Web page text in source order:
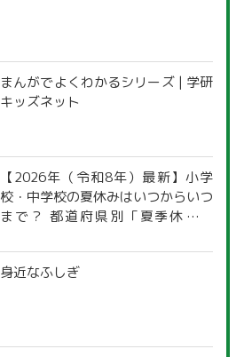
まんがでよくわかるシリーズ | 学研
キッズネット
【2026年（令和8年）最新】小学
校・中学校の夏休みはいつからいつ
まで？ 都道府県別「夏季休暇一
身近なふしぎ